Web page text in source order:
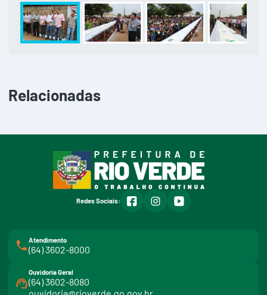
Relacionadas
Redes Sociais: facebookinstagramyoutube
Atendimento
(64) 3602-8000
Ouvidoria Geral
(64) 3602-8080